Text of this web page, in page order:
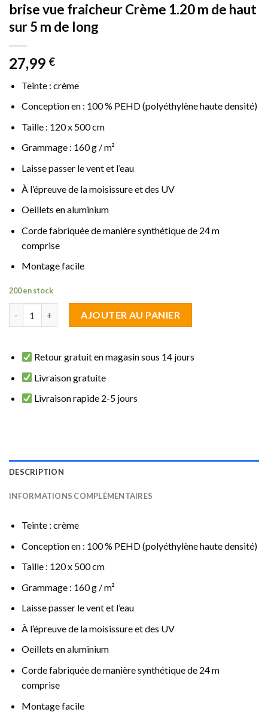
brise vue fraicheur Crème 1.20 m de haut
sur 5 m de long
27,99 €
Teinte : crème
Conception en : 100 % PEHD (polyéthylène haute densité)
Taille : 120 x 500 cm
Grammage : 160 g / m²
Laisse passer le vent et l’eau
À l’épreuve de la moisissure et des UV
Oeillets en aluminium
Corde fabriquée de manière synthétique de 24 m
comprise
Montage facile
200 en stock
AJOUTER AU PANIER
Retour gratuit en magasin sous 14 jours
Livraison gratuite
Livraison rapide 2-5 jours
DESCRIPTION
INFORMATIONS COMPLÉMENTAIRES
Teinte : crème
Conception en : 100 % PEHD (polyéthylène haute densité)
Taille : 120 x 500 cm
Grammage : 160 g / m²
Laisse passer le vent et l’eau
À l’épreuve de la moisissure et des UV
Oeillets en aluminium
Corde fabriquée de manière synthétique de 24 m
comprise
Montage facile